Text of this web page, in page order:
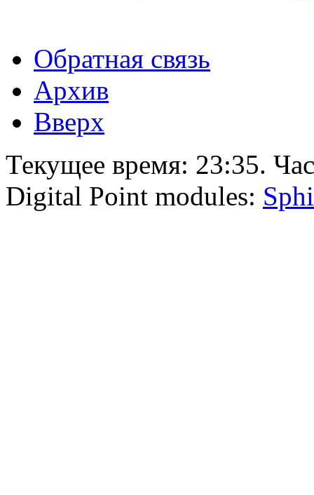
Обратная связь
Архив
Вверх
Текущее время: 23:35.
Digital Point modules: